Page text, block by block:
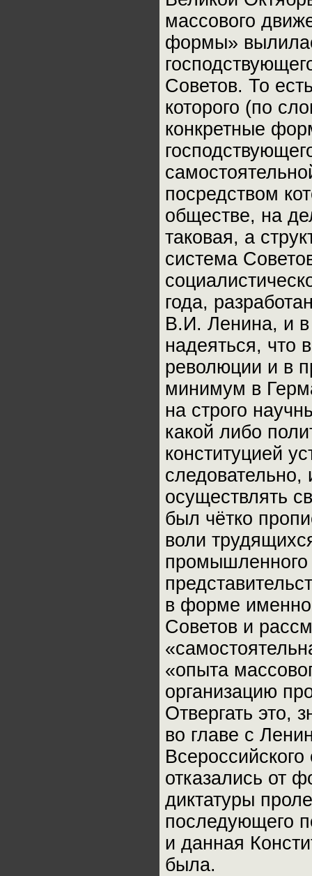
массового
формы»
Советов. То
которого (по
конкретные
посредством
обществе, на
таковая, а
система
года,
В.И. Ленина, и в
надеяться, что
революции и в
минимум в
на строго
какой либо
конституцией
следовательно,
осуществлять
был чётко
воли
промышленного
в форме именно
Советов и
«опыта
организацию
Отвергать это,
во главе с
отказались от
диктатуры
последующего
и данная
была.